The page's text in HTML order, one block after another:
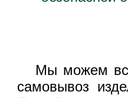
Мы можем
самовывоз